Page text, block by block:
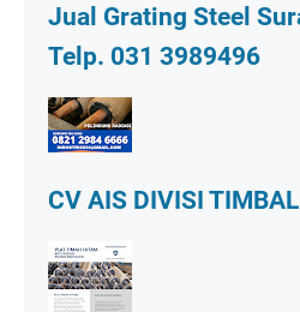
Jual Grating Steel
Telp. 031 3989496
CV AIS DIVISI TIMBAL